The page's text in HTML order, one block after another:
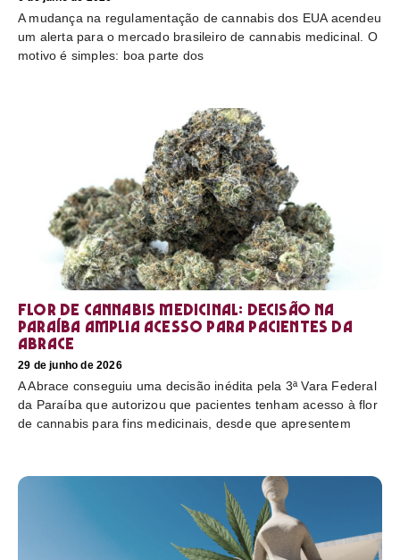
A mudança na regulamentação de cannabis dos EUA acendeu
um alerta para o mercado brasileiro de cannabis medicinal. O
motivo é simples: boa parte dos
Flor de cannabis medicinal: decisão na
Paraíba amplia acesso para pacientes da
Abrace
29 de junho de 2026
A Abrace conseguiu uma decisão inédita pela 3ª Vara Federal
da Paraíba que autorizou que pacientes tenham acesso à flor
de cannabis para fins medicinais, desde que apresentem